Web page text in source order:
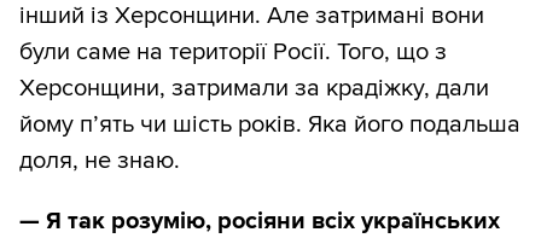
інший із Херсонщини. Але затримані вони
були саме на території Росії. Того, що з
Херсонщини, затримали за крадіжку, дали
йому п’ять чи шість років. Яка його подальша
доля, не знаю.
— Я так розумію, росіяни всіх українських